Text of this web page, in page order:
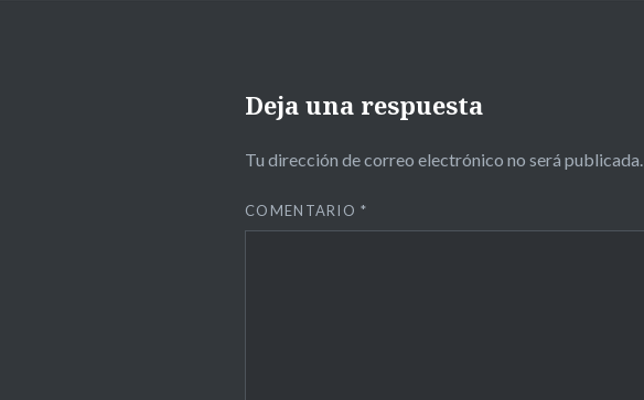
Deja una respuesta
Tu dirección de correo electrónico no será publicada.
COMENTARIO*